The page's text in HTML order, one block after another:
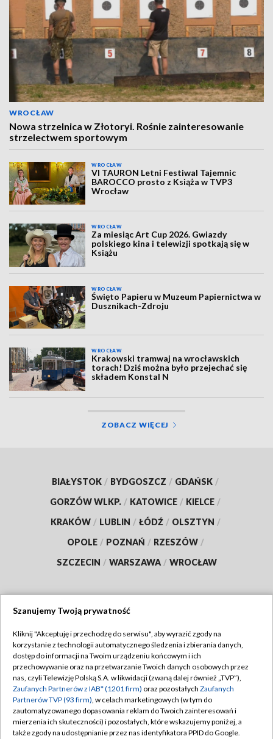
WROCŁAW
Nowa strzelnica w Złotoryi. Rośnie zainteresowanie
strzelectwem sportowym
WROCŁAW
VI TAURON Letni Festiwal Tajemnic
BAROCCO prosto z Książa w TVP3
Wrocław
WROCŁAW
Za miesiąc Art Cup 2026. Gwiazdy
polskiego kina i telewizji spotkają się w
Książu
WROCŁAW
Święto Papieru w Muzeum Papiernictwa w
Dusznikach-Zdroju
WROCŁAW
Krakowski tramwaj na wrocławskich
torach! Dziś można było przejechać się
składem Konstal N
ZOBACZ WIĘCEJ
BIAŁYSTOK / BYDGOSZCZ / GDAŃSK /
GORZÓW WLKP. / KATOWICE / KIELCE /
KRAKÓW / LUBLIN / ŁÓDŹ / OLSZTYN /
OPOLE / POZNAŃ / RZESZÓW /
SZCZECIN / WARSZAWA / WROCŁAW
TVP
Abonament TVP
Emisja w TVP
Centrum informacji TVP
Naziemna Telewizja Cyfrowa
Regulamin TVP
Polityka prywatności
Moje zgody
Pomoc
Szanujemy Twoją prywatność
Kliknij "Akceptuję i przechodzę do serwisu", aby wyrazić zgody na
korzystanie z technologii automatycznego śledzenia i zbierania danych,
dostęp do informacji na Twoim urządzeniu końcowym i ich
przechowywanie oraz na przetwarzanie Twoich danych osobowych przez
nas, czyli Telewizję Polską S.A. w likwidacji (zwaną dalej również „TVP”),
Zaufanych Partnerów z IAB* (1201 firm) oraz pozostałych Zaufanych
Partnerów TVP (93 firm), w celach marketingowych (w tym do
zautomatyzowanego dopasowania reklam do Twoich zainteresowań i
mierzenia ich skuteczności) i pozostałych, które wskazujemy poniżej, a
także zgody na udostępnianie przez nas identyfikatora PPID do Google.